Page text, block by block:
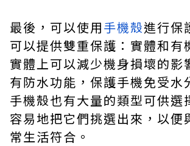
最後，可以使用手機殼進行保
可以提供雙重保護：實體和有
實體上可以減少機身損壞的影
有防水功能，保護手機免受水
手機殼也有大量的類型可供選
容易地把它們挑選出來，以便
常生活符合。